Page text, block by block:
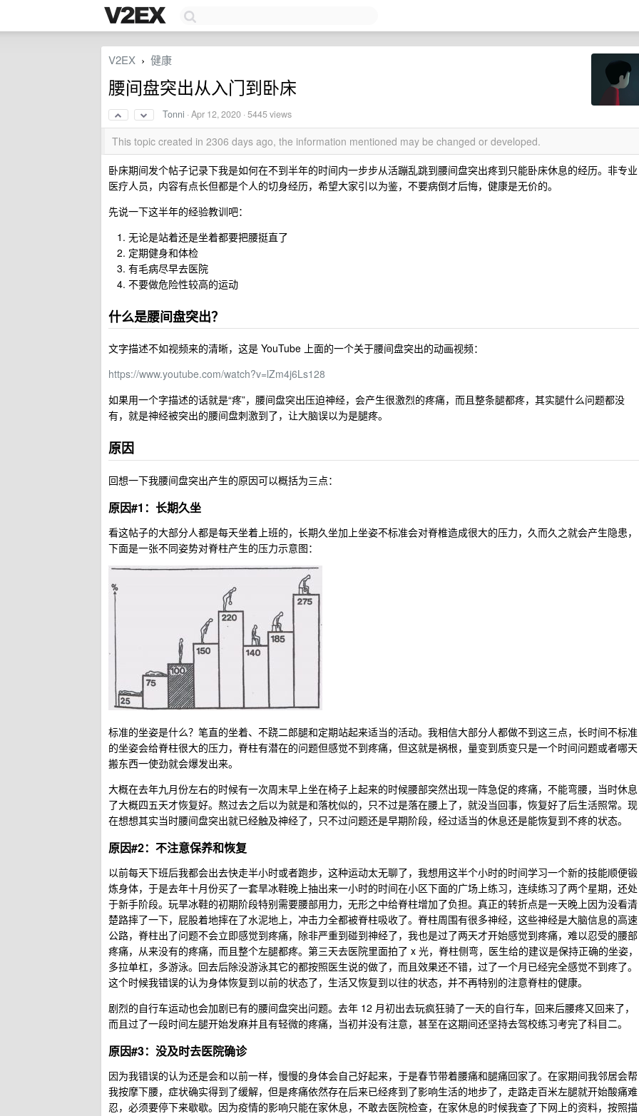
V2EX › 健康
腰间盘突出从入门到卧床
Tonni ·Apr 12, 2020 · 5445 views
This topic created in 2306 days ago, the information mentioned may be changed or developed.
卧床期间发个帖子记录下我是如何在不到半年的时间内一步步从活蹦乱跳到腰间盘突出疼到只能卧床休息的经历。非专业
医疗人员，内容有点长但都是个人的切身经历，希望大家引以为鉴，不要病倒才后悔，健康是无价的。
先说一下这半年的经验教训吧：
无论是站着还是坐着都要把腰挺直了
定期健身和体检
有毛病尽早去医院
不要做危险性较高的运动
什么是腰间盘突出？
文字描述不如视频来的清晰，这是 YouTube 上面的一个关于腰间盘突出的动画视频：
https://www.youtube.com/watch?v=lZm4j6Ls128
如果用一个字描述的话就是“疼”，腰间盘突出压迫神经，会产生很激烈的疼痛，而且整条腿都疼，其实腿什么问题都没
有，就是神经被突出的腰间盘刺激到了，让大脑误以为是腿疼。
原因
回想一下我腰间盘突出产生的原因可以概括为三点：
原因#1：长期久坐
看这帖子的大部分人都是每天坐着上班的，长期久坐加上坐姿不标准会对脊椎造成很大的压力，久而久之就会产生隐患，
下面是一张不同姿势对脊柱产生的压力示意图：
标准的坐姿是什么？笔直的坐着、不跷二郎腿和定期站起来适当的活动。我相信大部分人都做不到这三点，长时间不标准
的坐姿会给脊柱很大的压力，脊柱有潜在的问题但感觉不到疼痛，但这就是祸根，量变到质变只是一个时间问题或者哪天
搬东西一使劲就会爆发出来。
大概在去年九月份左右的时候有一次周末早上坐在椅子上起来的时候腰部突然出现一阵急促的疼痛，不能弯腰，当时休息
了大概四五天才恢复好。熬过去之后以为就是和落枕似的，只不过是落在腰上了，就没当回事，恢复好了后生活照常。现
在想想其实当时腰间盘突出就已经触及神经了，只不过问题还是早期阶段，经过适当的休息还是能恢复到不疼的状态。
原因#2：不注意保养和恢复
以前每天下班后我都会出去快走半小时或者跑步，这种运动太无聊了，我想用这半个小时的时间学习一个新的技能顺便锻
炼身体，于是去年十月份买了一套旱冰鞋晚上抽出来一小时的时间在小区下面的广场上练习，连续练习了两个星期，还处
于新手阶段。玩旱冰鞋的初期阶段特别需要腰部用力，无形之中给脊柱增加了负担。真正的转折点是一天晚上因为没看清
楚路摔了一下，屁股着地摔在了水泥地上，冲击力全都被脊柱吸收了。脊柱周围有很多神经，这些神经是大脑信息的高速
公路，脊柱出了问题不会立即感觉到疼痛，除非严重到碰到神经了，我也是过了两天才开始感觉到疼痛，难以忍受的腰部
疼痛，从来没有的疼痛，而且整个左腿都疼。第三天去医院里面拍了 x 光，脊柱侧弯，医生给的建议是保持正确的坐姿，
多拉单杠，多游泳。回去后除没游泳其它的都按照医生说的做了，而且效果还不错，过了一个月已经完全感觉不到疼了。
这个时候我错误的认为身体恢复到以前的状态了，生活又恢复到以往的状态，并不再特别的注意脊柱的健康。
剧烈的自行车运动也会加剧已有的腰间盘突出问题。去年 12 月初出去玩疯狂骑了一天的自行车，回来后腰疼又回来了，
而且过了一段时间左腿开始发麻并且有轻微的疼痛，当初并没有注意，甚至在这期间还坚持去驾校练习考完了科目二。
原因#3：没及时去医院确诊
因为我错误的认为还是会和以前一样，慢慢的身体会自己好起来，于是春节带着腰痛和腿痛回家了。在家期间我邻居会帮
我按摩下腰，症状确实得到了缓解，但是疼痛依然存在后来已经疼到了影响生活的地步了，走路走百米左腿就开始酸痛难
忍，必须要停下来歇歇。因为疫情的影响只能在家休息，不敢去医院检查，在家休息的时候我查了下网上的资料，按照描